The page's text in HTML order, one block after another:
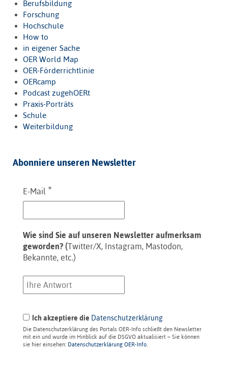
Berufsbildung
Forschung
Hochschule
How to
in eigener Sache
OER World Map
OER-Förderrichtlinie
OERcamp
Podcast zugehOERt
Praxis-Porträts
Schule
Weiterbildung
Abonniere unseren Newsletter
E-Mail *
Wie sind Sie auf unseren Newsletter aufmerksam
geworden? (Twitter/X, Instagram, Mastodon,
Bekannte, etc.)
Ich akzeptiere die Datenschutzerklärung
Die Datenschutzerklärung des Portals OER-Info schließt den Newsletter
mit ein und wurde im Hinblick auf die DSGVO aktualisiert – Sie können
sie hier einsehen: Datenschutzerklärung OER-Info